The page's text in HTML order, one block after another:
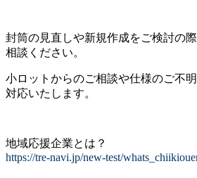
封筒の見直しや新規作成をご検討の
相談ください。
小ロットからのご相談や仕様のご不
対応いたします。
地域応援企業とは？
https://tre-navi.jp/new-test/